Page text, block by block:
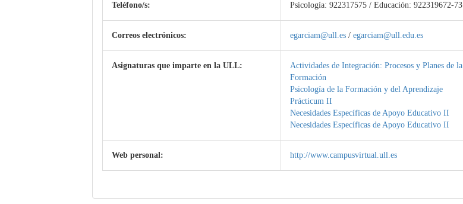
Teléfono/s: Psicología: 922317575 / Educación: 922319672-73
Correos electrónicos: egarciam@ull.es/ egarciam@ull.edu.es
Asignaturas que imparte en la ULL:
Actividades de Integración: Procesos y Planes de la
Formación
Psicología de la Formación y del Aprendizaje
Prácticum II
Necesidades Específicas de Apoyo Educativo II
Necesidades Específicas de Apoyo Educativo II
Web personal: http://www.campusvirtual.ull.es